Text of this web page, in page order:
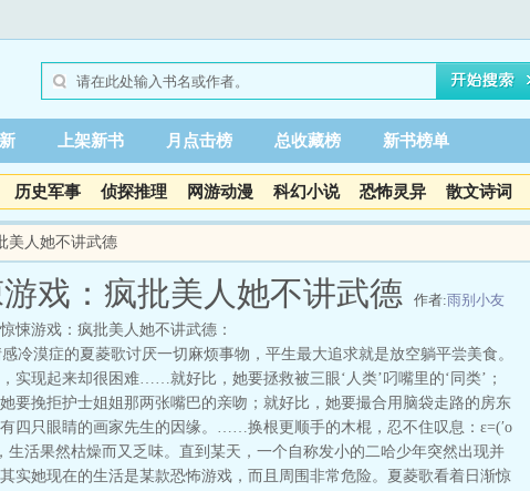
上架新书 月点击榜 总收藏榜 新书榜单
历史军事 侦探推理 网游动漫 科幻小说 恐怖灵异 散文诗词
美人她不讲武德
戏：疯批美人她不讲武德 作者:雨别小友
悚游戏：疯批美人她不讲武德：
冷漠症的夏菱歌讨厌一切麻烦事物，平生最大追求就是放空躺平尝美食。
实现起来却很困难……就好比，她要拯救被三眼‘人类’叼嘴里的‘同类’；
要挽拒护士姐姐那两张嘴巴的亲吻；就好比，她要撮合用脑袋走路的房东
四只眼睛的画家先生的因缘。……换根更顺手的木棍，忍不住叹息：ε=(′ο
生活果然枯燥而又乏味。直到某天，一个自称发小的二哈少年突然出现并
实她现在的生活是某款恐怖游戏，而且周围非常危险。夏菱歌看着日渐惊